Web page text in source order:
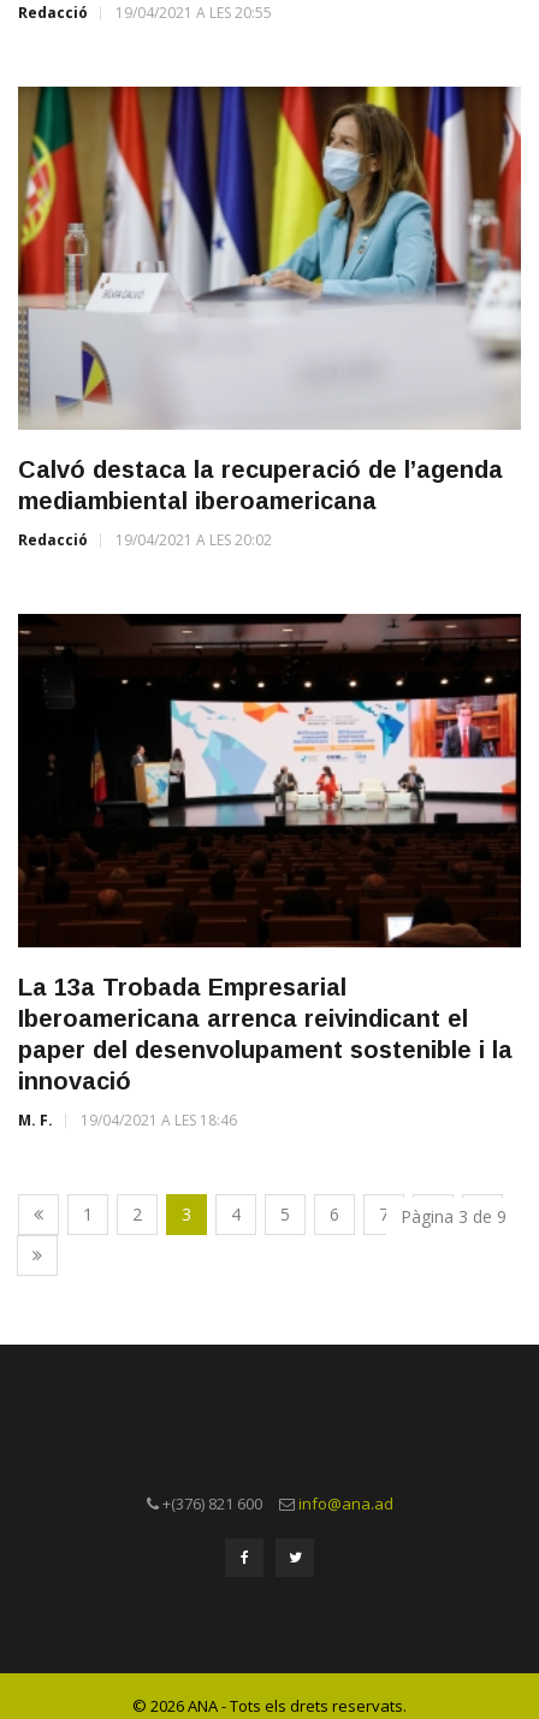
Redacció 19/04/2021 A LES 20:55
Calvó destaca la recuperació de l’agenda
mediambiental iberoamericana
Redacció 19/04/2021 A LES 20:02
La 13a Trobada Empresarial
Iberoamericana arrenca reivindicant el
paper del desenvolupament sostenible i la
innovació
M. F. 19/04/2021 A LES 18:46
1 2 3 4 5 6 7 8 9
Pàgina 3 de 9
+(376) 821 600 info@ana.ad
© 2026 ANA - Tots els drets reservats.